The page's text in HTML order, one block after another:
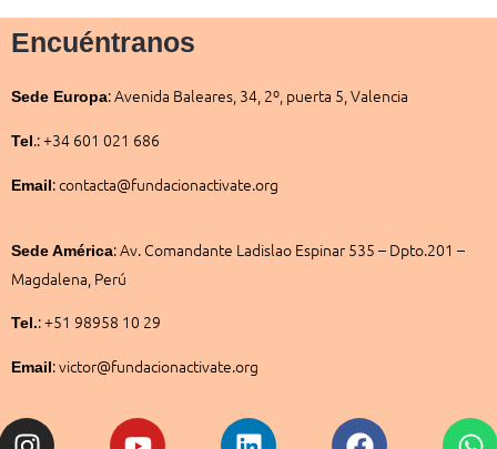
Encuéntranos
Sede Europa:Avenida Baleares, 34, 2º, puerta 5, Valencia
Tel .: +34 601 021 686
Email: contacta@fundacionactivate.org
Sede América:Av. Comandante Ladislao Espinar 535 – Dpto.201 –
Magdalena, Perú
Tel.: +51 98958 10 29
Email: victor@fundacionactivate.org
InstagramYoutubeLinkedin Facebook